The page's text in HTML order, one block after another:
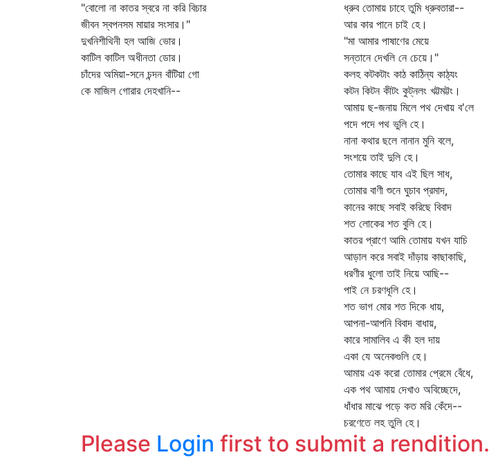
"বোলো না কাতর স্বরে না করি বিচার
জীবন স্বপনসম মায়ার সংসার।"
দুখনিশীথিনী হল আজি ভোর।
কাটিল কাটিল অধীনতা ডোর।
চাঁদের অমিয়া-সনে চন্দন বাঁটিয়া গো
কে মাজিল গোরার দেহখানি--
ধ্রুব তোমায় চাহে তুমি ধ্রুবতারা--
আর কার পানে চাই হে।
"মা আমার পাষাণের মেয়ে
সন্তানে দেখলি নে চেয়ে।"
কলহ কটকটাং কাঠ কাঠিন্য কাঠ্যং
কটন কিটন কীটং কুট্‌নলং খট্টমট্টং।
আমায় ছ-জনায় মিলে পথ দেখায় ব'লে
পদে পদে পথ ভুলি হে।
নানা কথার ছলে নানান মুনি বলে,
সংশয়ে তাই দুলি হে।
তোমার কাছে যাব এই ছিল সাধ,
তোমার বাণী শুনে ঘুচাব প্রমাদ,
কানের কাছে সবাই করিছে বিবাদ
শত লোকের শত বুলি হে।
কাতর প্রাণে আমি তোমায় যখন যাচি
আড়াল করে সবাই দাঁড়ায় কাছাকাছি,
ধরণীর ধুলো তাই নিয়ে আছি--
পাই নে চরণধূলি হে।
শত ভাগ মোর শত দিকে ধায়,
আপনা-আপনি বিবাদ বাধায়,
কারে সামালিব এ কী হল দায়
একা যে অনেকগুলি হে।
আমায় এক করো তোমার প্রেমে বেঁধে,
এক পথ আমায় দেখাও অবিচ্ছেদে,
ধাঁধার মাঝে পড়ে কত মরি কেঁদে--
চরণেতে লহ তুলি হে।
Please Login first to submit a rendition.